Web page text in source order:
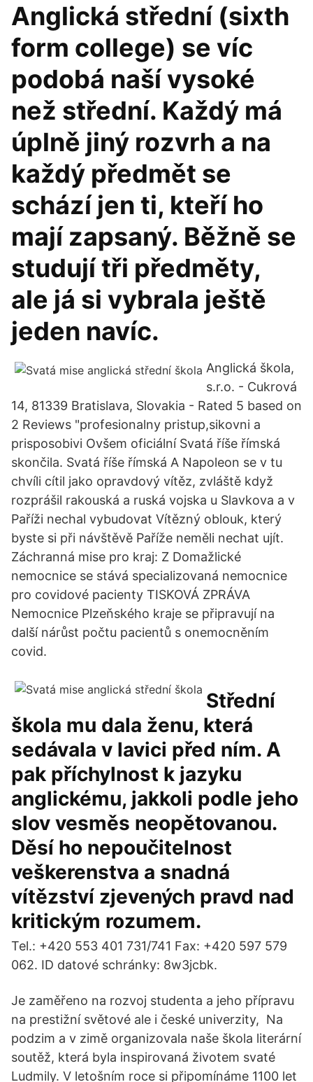
Anglická střední (sixth
form college) se víc
podobá naší vysoké
než střední. Každý má
úplně jiný rozvrh a na
každý předmět se
schází jen ti, kteří ho
mají zapsaný. Běžně se
studují tři předměty,
ale já si vybrala ještě
jeden navíc.
Anglická škola,
s.r.o. - Cukrová
14, 81339 Bratislava, Slovakia - Rated 5 based on
2 Reviews "profesionalny pristup,sikovni a
prisposobivi Ovšem oficiální Svatá říše římská
skončila. Svatá říše římská A Napoleon se v tu
chvíli cítil jako opravdový vítěz, zvláště když
rozprášil rakouská a ruská vojska u Slavkova a v
Paříži nechal vybudovat Vítězný oblouk, který
byste si při návštěvě Paříže neměli nechat ujít.
Záchranná mise pro kraj: Z Domažlické
nemocnice se stává specializovaná nemocnice
pro covidové pacienty TISKOVÁ ZPRÁVA
Nemocnice Plzeňského kraje se připravují na
další nárůst počtu pacientů s onemocněním
covid.
Střední
škola mu dala ženu, která
sedávala v lavici před ním. A
pak příchylnost k jazyku
anglickému, jakkoli podle jeho
slov vesměs neopětovanou.
Děsí ho nepoučitelnost
veškerenstva a snadná
vítězství zjevených pravd nad
kritickým rozumem.
Tel.: +420 553 401 731/741 Fax: +420 597 579
062. ID datové schránky: 8w3jcbk.
Je zaměřeno na rozvoj studenta a jeho přípravu
na prestižní světové ale i české univerzity, Na
podzim a v zimě organizovala naše škola literární
soutěž, která byla inspirovaná životem svaté
Ludmily. V letošním roce si připomínáme 1100 let